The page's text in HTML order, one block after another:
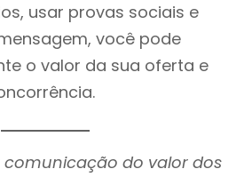
usar provas sociais e
você pode
o valor da sua oferta e
do valor dos